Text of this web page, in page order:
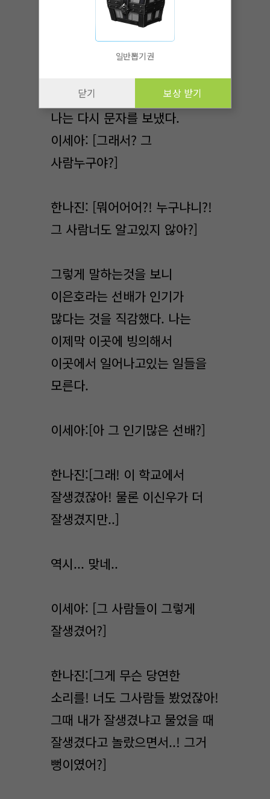
한나진:[이은호 선배가 내일 그
떡볶이집에 떡볶이먹으러 간데!]
나는 다시 문자를 보냈다.
이세아: [그래서? 그
사람누구야?]
한나진: [뭐어어어?! 누구냐니?!
그 사람너도 알고있지 않아?]
그렇게 말하는것을 보니
이은호라는 선배가 인기가
많다는 것을 직감했다. 나는
이제막 이곳에 빙의해서
이곳에서 일어나고있는 일들을
모른다.
이세아:[아 그 인기많은 선배?]
한나진:[그래! 이 학교에서
잘생겼잖아! 물론 이신우가 더
잘생겼지만..]
역시... 맞네..
이세아: [그 사람들이 그렇게
잘생겼어?]
한나진:[그게 무슨 당연한
소리를! 너도 그사람들 봤었잖아!
그때 내가 잘생겼냐고 물었을 때
잘생겼다고 놀랐으면서..! 그거
뻥이였어?]
일반뽑기권
닫기 보상 받기